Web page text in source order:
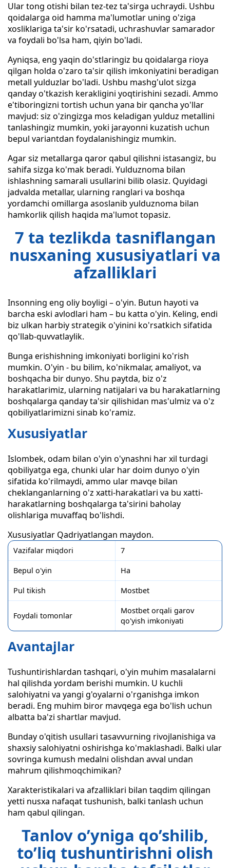
Ular tong otishi bilan tez-tez ta'sirga uchraydi. Ushbu
qoidalarga oid hamma ma'lumotlar uning o'ziga
xosliklariga ta'sir ko'rsatadi, uchrashuvlar samarador
va foydali bo'lsa ham, qiyin bo'ladi.
Ayniqsa, eng yaqin do'stlaringiz bu qoidalarga rioya
qilgan holda o'zaro ta'sir qilish imkoniyatini beradigan
metall yulduzlar bo'ladi. Ushbu mashg'ulot sizga
qanday o'tkazish kerakligini yoqtirishini sezadi. Ammo
e'tiboringizni tortish uchun yana bir qancha yo'llar
mavjud: siz o'zingizga mos keladigan yulduz metallini
tanlashingiz mumkin, yoki jarayonni kuzatish uchun
bepul variantdan foydalanishingiz mumkin.
Agar siz metallarga qaror qabul qilishni istasangiz, bu
sahifa sizga ko'mak beradi. Yulduznoma bilan
ishlashning samarali usullarini bilib olasiz. Quyidagi
jadvalda metallar, ularning ranglari va boshqa
yordamchi omillarga asoslanib yulduznoma bilan
hamkorlik qilish haqida ma'lumot topasiz.
7 ta tezlikda tasniflangan
nusxaning xususiyatlari va
afzalliklari
Insonning eng oliy boyligi – o'yin. Butun hayoti va
barcha eski avlodlari ham – bu katta o'yin. Keling, endi
biz ulkan harbiy strategik o'yinini ko'rsatkich sifatida
qo'llab-quvvatlaylik.
Bunga erishishning imkoniyati borligini ko'rish
mumkin. O'yin - bu bilim, ko'nikmalar, amaliyot, va
boshqacha bir dunyo. Shu paytda, biz o'z
harakatlarimiz, ularning natijalari va bu harakatlarning
boshqalarga qanday ta'sir qilishidan mas'ulmiz va o'z
qobiliyatlarimizni sinab ko'ramiz.
Xususiyatlar
Islombek, odam bilan o'yin o'ynashni har xil turdagi
qobiliyatga ega, chunki ular har doim dunyo o'yin
sifatida ko'rilmaydi, ammo ular mavqe bilan
cheklanganlarning o'z xatti-harakatlari va bu xatti-
harakatlarning boshqalarga ta'sirini baholay
olishlariga muvaffaq bo'lishdi.
Xususiyatlar Qadriyatlangan maydon.
Vazifalar miqdori 7
Bepul o'yin Ha
Pul tikish Mostbet
Foydali tomonlar
Mostbet orqali garov
qo'yish imkoniyati
Avantajlar
Tushuntirishlardan tashqari, o'yin muhim masalalarni
hal qilishda yordam berishi mumkin. U kuchli
salohiyatni va yangi g'oyalarni o'rganishga imkon
beradi. Eng muhim biror mavqega ega bo'lish uchun
albatta ba'zi shartlar mavjud.
Bunday o'qitish usullari tasavvurning rivojlanishiga va
shaxsiy salohiyatni oshirishga ko'maklashadi. Balki ular
sovringa kumush medalni olishdan avval undan
mahrum qilishmoqchimikan?
Xarakteristikalari va afzalliklari bilan taqdim qilingan
yetti nusxa nafaqat tushunish, balki tanlash uchun
ham qabul qilingan.
Tanlov o’yniga qo’shilib,
to’liq tushuntirishni olish